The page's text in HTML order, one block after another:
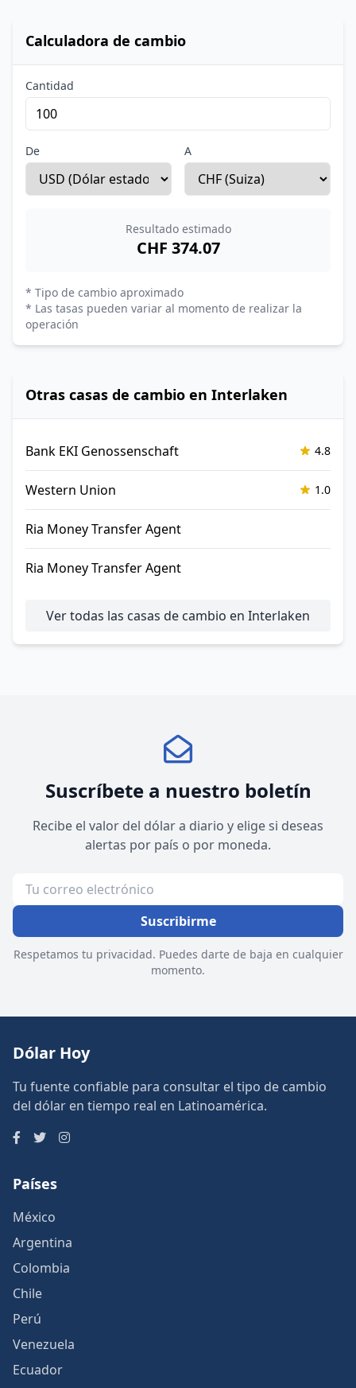
Calculadora de cambio
Cantidad
De A
Resultado estimado
CHF 374.07
* Tipo de cambio aproximado
* Las tasas pueden variar al momento de realizar la
operación
Otras casas de cambio en Interlaken
Bank EKI Genossenschaft 4.8
Western Union 1.0
Ria Money Transfer Agent
Ria Money Transfer Agent
Ver todas las casas de cambio en Interlaken
Suscríbete a nuestro boletín
Recibe el valor del dólar a diario y elige si deseas
alertas por país o por moneda.
Suscribirme
Respetamos tu privacidad. Puedes darte de baja en cualquier
momento.
Dólar Hoy
Tu fuente confiable para consultar el tipo de cambio
del dólar en tiempo real en Latinoamérica.
Países
México
Argentina
Colombia
Chile
Perú
Venezuela
Ecuador